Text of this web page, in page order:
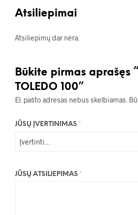
Atsiliepimai
Atsiliepimų dar nėra.
Būkite pirmas aprašęs
TOLEDO 100”
El. pašto adresas nebus skelbiamas.
JŪSŲ ĮVERTINIMAS *
JŪSŲ ATSILIEPIMAS *